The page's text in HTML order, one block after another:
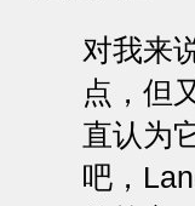
对我来
点，但
直认为
吧，